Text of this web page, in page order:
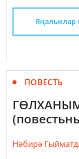
Яңалыклар
ПОВЕСТЬ
Нәбирә